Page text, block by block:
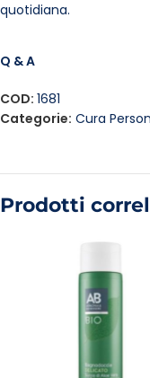
quotidiana.
Q & A
COD: 1681
Categorie: Cura
Prodotti